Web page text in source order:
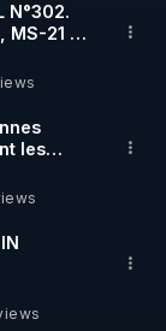
N°302.
21 en
les
de